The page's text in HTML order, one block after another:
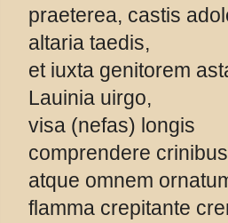
praeterea, castis
altaria taedis,
et iuxta genitorem
Lauinia uirgo,
visa (nefas) longis
comprendere
atque omnem
flamma crepitante